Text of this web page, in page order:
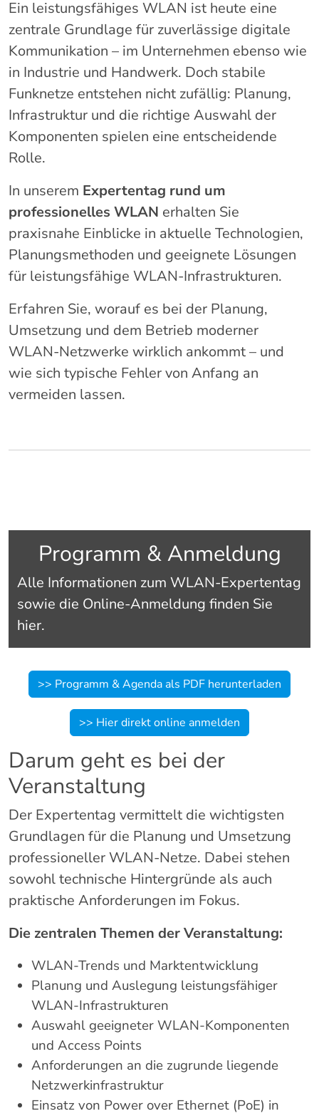
Ein leistungsfähiges WLAN ist heute eine
zentrale Grundlage für zuverlässige digitale
Kommunikation – im Unternehmen ebensowie
in Industrie und Handwerk. Doch stabile
Funknetze entstehen nicht zufällig: Planung,
Infrastruktur und die richtige Auswahl der
Komponenten spielen eine entscheidende
Rolle.
In unserem Expertentag rund um
professionelles WLAN erhalten Sie
praxisnahe Einblicke in aktuelle Technologien,
Planungsmethoden und geeignete Lösungen
für leistungsfähige WLAN-Infrastrukturen.
Erfahren Sie, worauf es bei der Planung,
Umsetzung und dem Betrieb moderner
WLAN-Netzwerke wirklich ankommt – und
wie sich typische Fehlervon Anfang an
vermeiden lassen.
Programm & Anmeldung
Alle Informationen zum WLAN-Expertentag
sowie die Online-Anmeldung finden Sie
hier.
>> Programm & Agenda als PDF herunterladen
>> Hier direkt online anmelden
Darum geht es bei der
Veranstaltung
Der Expertentag vermittelt die wichtigsten
Grundlagen für die Planung und Umsetzung
professionellerWLAN-Netze. Dabei stehen
sowohltechnische Hintergründe als auch
praktische Anforderungen im Fokus.
Die zentralen Themen derVeranstaltung:
WLAN-Trends und Marktentwicklung
Planung und Auslegung leistungsfähiger
WLAN-Infrastrukturen
Auswahl geeigneterWLAN-Komponenten
und Access Points
Anforderungen an die zugrunde liegende
Netzwerkinfrastruktur
Einsatz von Power over Ethernet (PoE) in